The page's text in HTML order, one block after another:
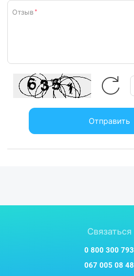
Отзыв *
Отправить
Связаться
0 800 300 793
067 005 08 48